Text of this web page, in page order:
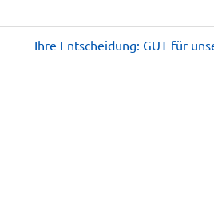
Nächster
Beitrag:
Ihre Entscheidung: GUT für